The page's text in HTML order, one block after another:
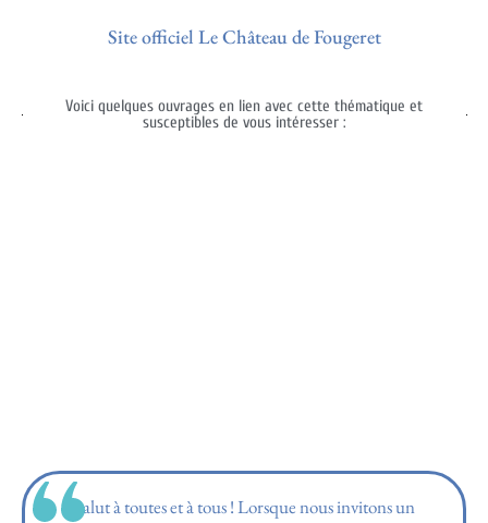
Site officiel Le Château de Fougeret
Voici quelques ouvrages en lien avec cette thématique et
susceptibles de vous intéresser :
Salut à toutes et à tous ! Lorsque nous invitons un